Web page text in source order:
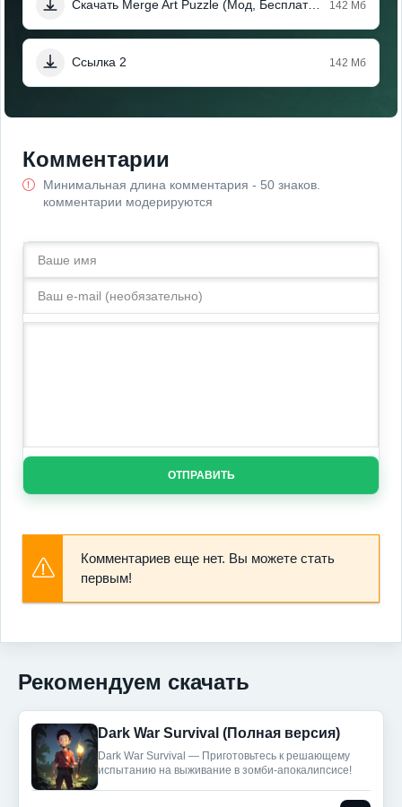
Скачать Merge Art Puzzle (Мод, Бесплатные награды) 142 Мб
Ссылка 2 142 Мб
Комментарии
Минимальная длина комментария - 50 знаков.
комментарии модерируются
ОТПРАВИТЬ
Комментариев еще нет. Вы можете стать
первым!
Рекомендуем скачать
Dark War Survival (Полная версия)
Dark War Survival — Приготовьтесь к решающему
испытанию на выживание в зомби-апокалипсисе!